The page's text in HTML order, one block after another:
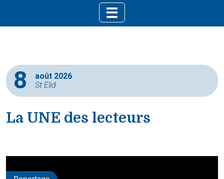
La UNE des lecteurs
8
août 2026
St Elid